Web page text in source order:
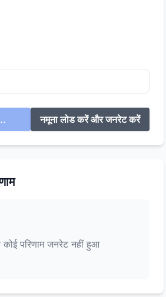
नमूना लोड करें और जनरेट करें
परिणाम जनरेट नहीं हुआ